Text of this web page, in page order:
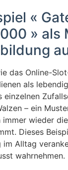
«
» als
das Online-
als
einzelnen
– ein
immer wieder
Dieses
im Alltag
wahrnehmen.